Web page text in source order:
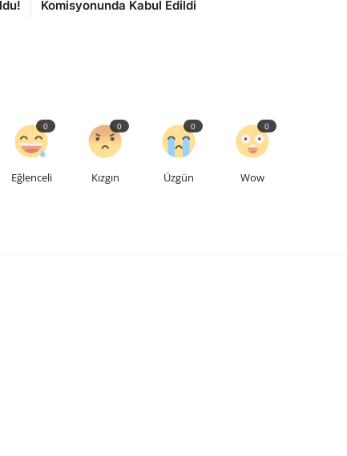
Komisyonunda Kabul Edildi
Eğlenceli
0
Kızgın
0
Üzgün
0
Wow
0